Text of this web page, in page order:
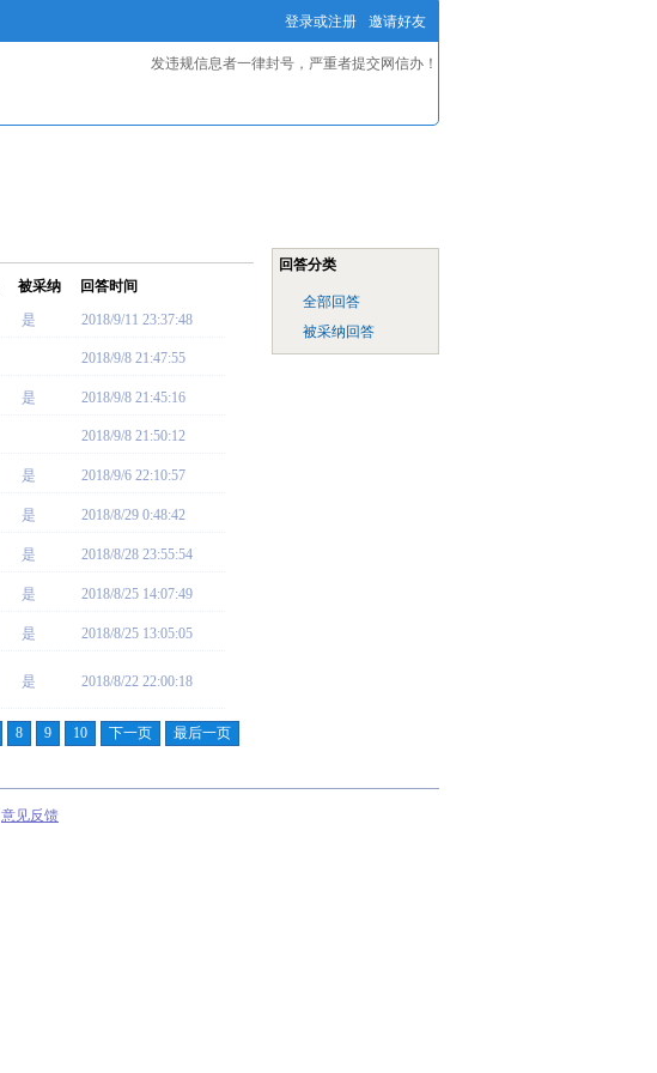
登录或注册 邀请好友
发违规信息者一律封号，严重者提交网信办！
被采纳 回答时间
是 2018/9/11 23:37:48
2018/9/8 21:47:55
是 2018/9/8 21:45:16
2018/9/8 21:50:12
是 2018/9/6 22:10:57
是 2018/8/29 0:48:42
是 2018/8/28 23:55:54
是 2018/8/25 14:07:49
是 2018/8/25 13:05:05
是 2018/8/22 22:00:18
8 9 10 下一页 最后一页
回答分类
全部回答
被采纳回答
意见反馈